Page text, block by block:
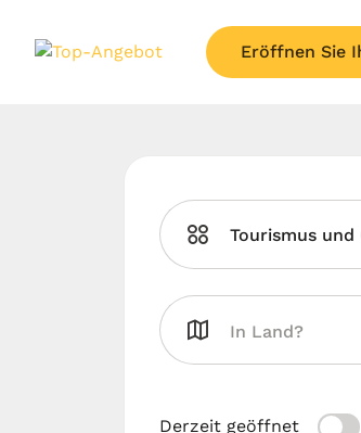
Eröffnen Sie
Tourismus und
Derzeit geöffnet